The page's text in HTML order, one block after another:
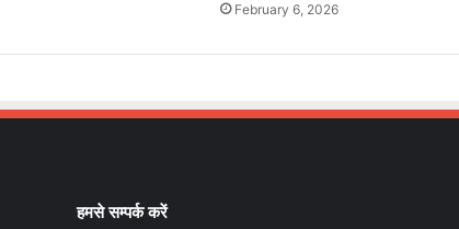
February 6, 2026
हमसे सम्पर्क करें